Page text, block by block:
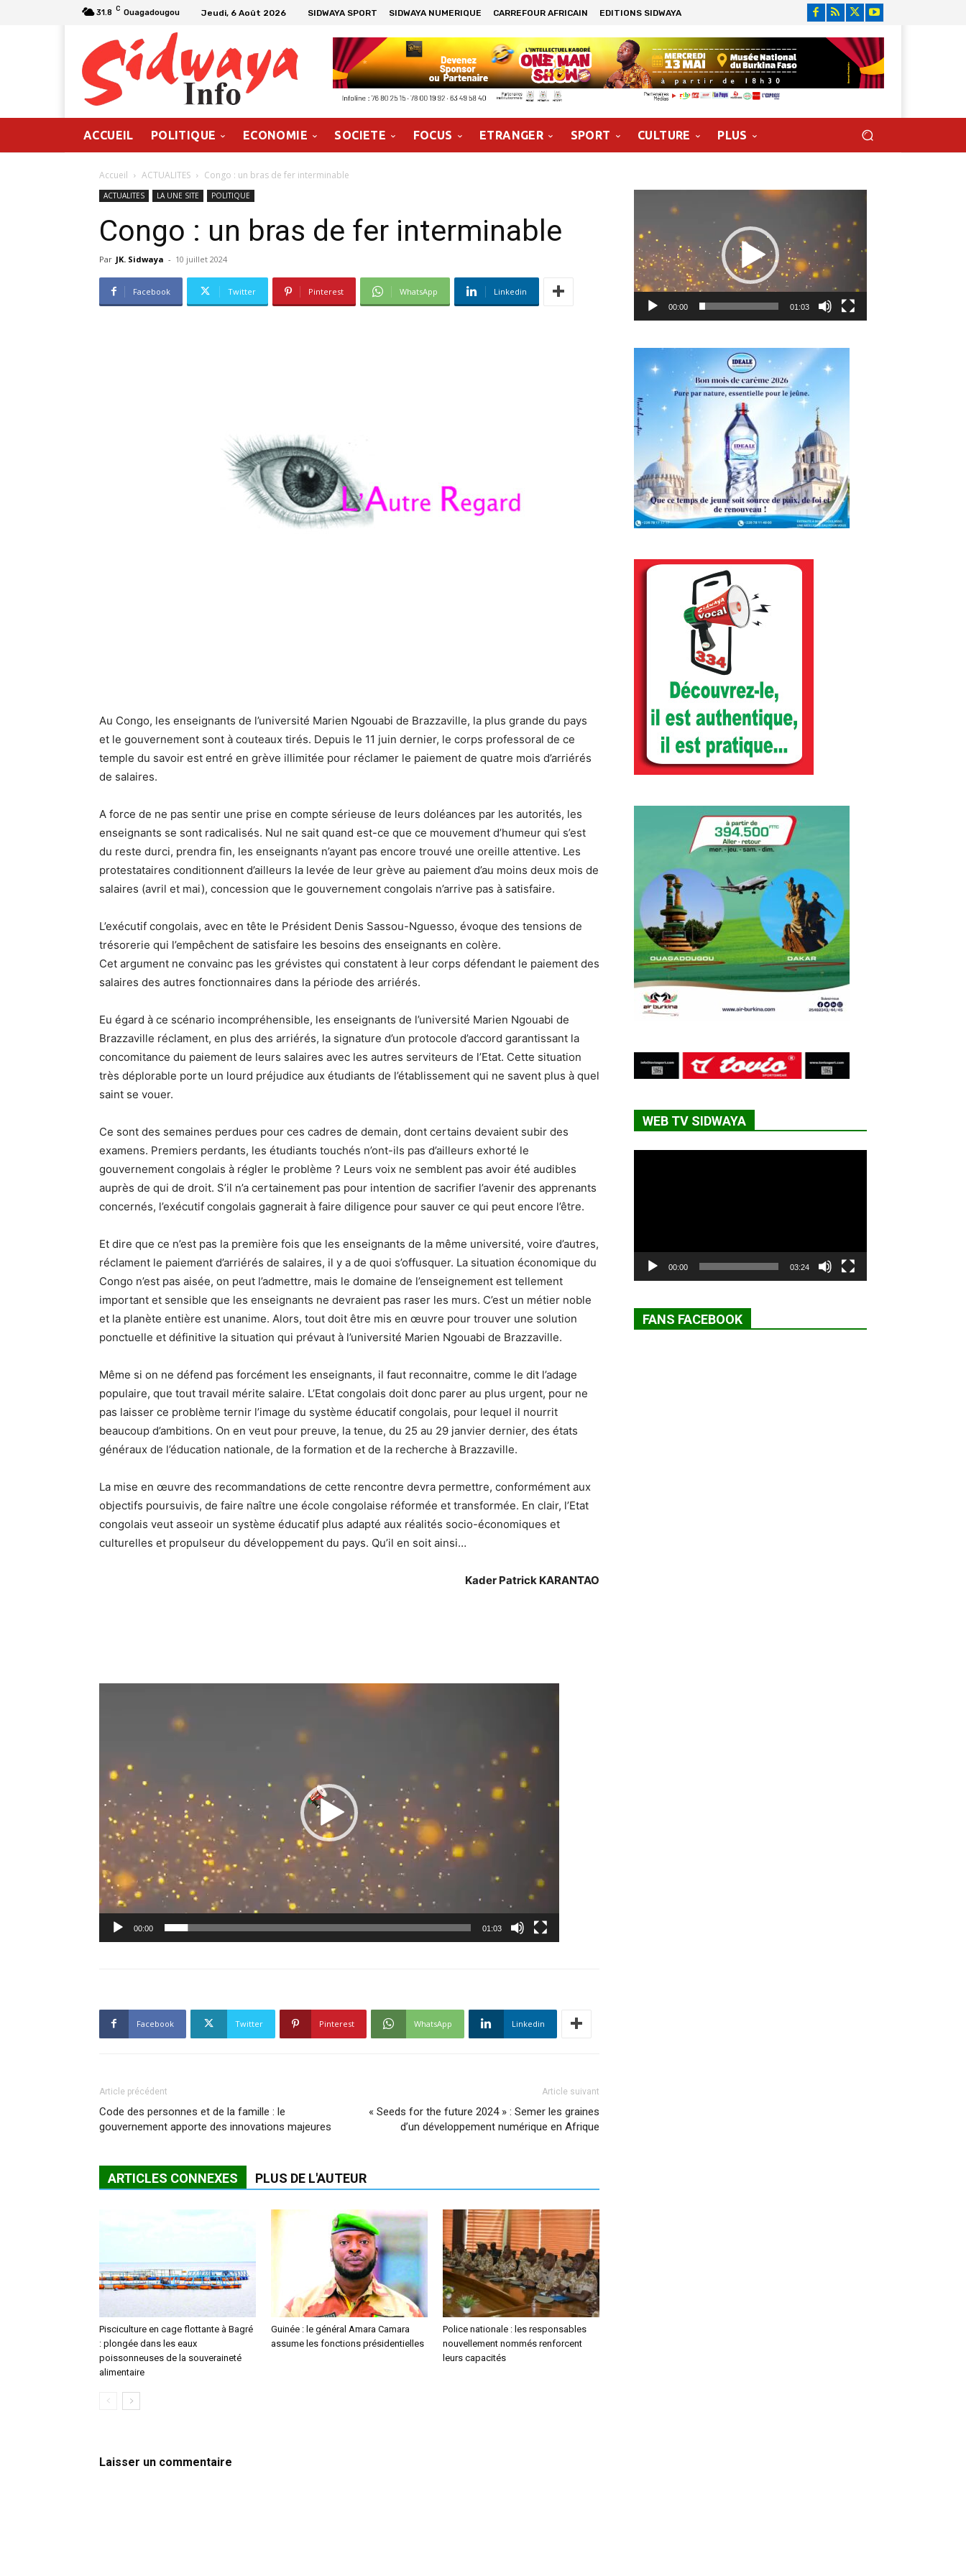
31.8 C Ouagadougou Jeudi, 6 Août 2026 SIDWAYA SPORT SIDWAYA NUMERIQUE CARREFOUR AFRICAIN EDITIONS SIDWAYA
ACCUEIL POLITIQUE ECONOMIE SOCIETE FOCUS ETRANGER SPORT CULTURE PLUS
Accueil ACTUALITES Congo : un bras de fer interminable
ACTUALITES LA UNE SITE POLITIQUE
Congo : un bras de fer interminable
Par JK. Sidwaya - 10 juillet 2024
Facebook Twitter Pinterest WhatsApp Linkedin
Au Congo, les enseignants de l’université Marien Ngouabi de Brazzaville, la plus grande du pays
et le gouvernement sont à couteaux tirés. Depuis le 11 juin dernier, le corps professoral de ce
temple du savoir est entré en grève illimitée pour réclamer le paiement de quatre mois d’arriérés
de salaires.
A force de ne pas sentir une prise en compte sérieuse de leurs doléances par les autorités, les
enseignants se sont radicalisés. Nul ne sait quand est-ce que ce mouvement d’humeur qui s’est
du reste durci, prendra fin, les enseignants n’ayant pas encore trouvé une oreille attentive. Les
protestataires conditionnent d’ailleurs la levée de leur grève au paiement d’au moins deux mois de
salaires (avril et mai), concession que le gouvernement congolais n’arrive pas à satisfaire.
L’exécutif congolais, avec en tête le Président Denis Sassou-Nguesso, évoque des tensions de
trésorerie qui l’empêchent de satisfaire les besoins des enseignants en colère.
Cet argument ne convainc pas les grévistes qui constatent à leur corps défendant le paiement des
salaires des autres fonctionnaires dans la période des arriérés.
Eu égard à ce scénario incompréhensible, les enseignants de l’université Marien Ngouabi de
Brazzaville réclament, en plus des arriérés, la signature d’un protocole d’accord garantissant la
concomitance du paiement de leurs salaires avec les autres serviteurs de l’Etat. Cette situation
très déplorable porte un lourd préjudice aux étudiants de l’établissement qui ne savent plus à quel
saint se vouer.
Ce sont des semaines perdues pour ces cadres de demain, dont certains devaient subir des
examens. Premiers perdants, les étudiants touchés n’ont-ils pas d’ailleurs exhorté le
gouvernement congolais à régler le problème ? Leurs voix ne semblent pas avoir été audibles
auprès de qui de droit. S’il n’a certainement pas pour intention de sacrifier l’avenir des apprenants
concernés, l’exécutif congolais gagnerait à faire diligence pour sauver ce qui peut encore l’être.
Et dire que ce n’est pas la première fois que les enseignants de la même université, voire d’autres,
réclament le paiement d’arriérés de salaires, il y a de quoi s’offusquer. La situation économique du
Congo n’est pas aisée, on peut l’admettre, mais le domaine de l’enseignement est tellement
important et sensible que les enseignants ne devraient pas raser les murs. C’est un métier noble
et la planète entière est unanime. Alors, tout doit être mis en œuvre pour trouver une solution
ponctuelle et définitive la situation qui prévaut à l’université Marien Ngouabi de Brazzaville.
Même si on ne défend pas forcément les enseignants, il faut reconnaitre, comme le dit l’adage
populaire, que tout travail mérite salaire. L’Etat congolais doit donc parer au plus urgent, pour ne
pas laisser ce problème ternir l’image du système éducatif congolais, pour lequel il nourrit
beaucoup d’ambitions. On en veut pour preuve, la tenue, du 25 au 29 janvier dernier, des états
généraux de l’éducation nationale, de la formation et de la recherche à Brazzaville.
La mise en œuvre des recommandations de cette rencontre devra permettre, conformément aux
objectifs poursuivis, de faire naître une école congolaise réformée et transformée. En clair, l’Etat
congolais veut asseoir un système éducatif plus adapté aux réalités socio-économiques et
culturelles et propulseur du développement du pays. Qu’il en soit ainsi…
Kader Patrick KARANTAO
Lecteur
00:00 01:03
Facebook Twitter Pinterest WhatsApp Linkedin
Article précédent
Code des personnes et de la famille : le
gouvernement apporte des innovations majeures
Article suivant
« Seeds for the future 2024 » : Semer les graines
d’un développement numérique en Afrique
ARTICLES CONNEXES PLUS DE L'AUTEUR
Pisciculture en cage flottante à Bagré
: plongée dans les eaux
poissonneuses de la souveraineté
alimentaire
Guinée : le général Amara Camara
assume les fonctions présidentielles
Police nationale : les responsables
nouvellement nommés renforcent
leurs capacités
Laisser un commentaire
00:00 01:03
WEB TV SIDWAYA
00:00 03:24
FANS FACEBOOK